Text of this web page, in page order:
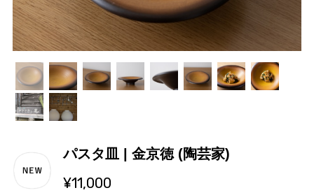
パスタ皿 | 金京徳 (陶芸家)
¥11,000